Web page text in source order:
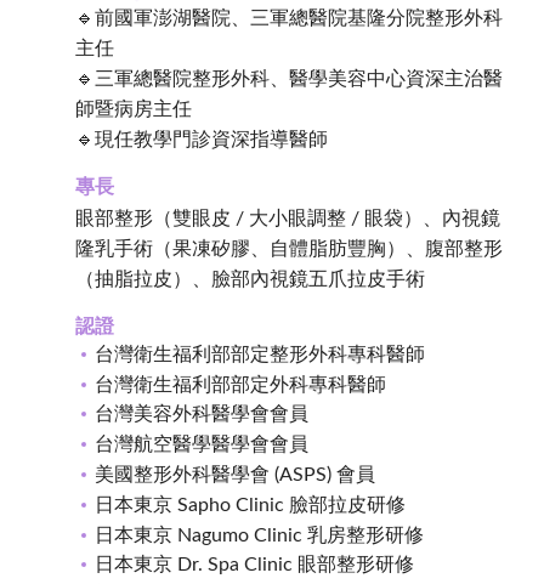
🔹前國軍澎湖醫院、三軍總醫院基隆分院整形外科
主任
🔹三軍總醫院整形外科、醫學美容中心資深主治醫
師暨病房主任
🔹現任教學門診資深指導醫師
專長
眼部整形（雙眼皮 / 大小眼調整 / 眼袋）、內視鏡
隆乳手術（果凍矽膠、自體脂肪豐胸）、腹部整形
（抽脂拉皮）、臉部內視鏡五爪拉皮手術
認證
台灣衛生福利部部定整形外科專科醫師
台灣衛生福利部部定外科專科醫師
台灣美容外科醫學會會員
台灣航空醫學醫學會會員
美國整形外科醫學會 (ASPS) 會員
日本東京 Sapho Clinic 臉部拉皮研修
日本東京 Nagumo Clinic 乳房整形研修
日本東京 Dr. Spa Clinic 眼部整形研修